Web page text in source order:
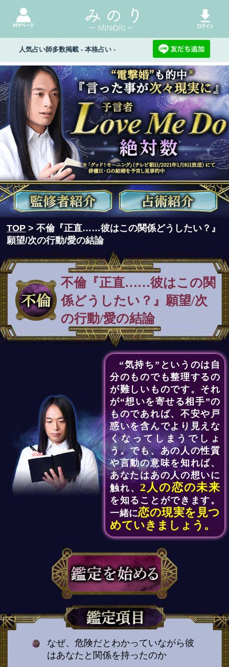
人気占い師多数掲載 - 本格占い -
TOP > 不倫『正直……彼はこの関係どうしたい？』
願望/次の行動/愛の結論
不倫『正直……彼はこの関
係どうしたい？』願望/次
の行動/愛の結論
“気持ち”というのは自
分のものでも整理するの
が難しいものです。それ
が“想いを寄せる相手”の
ものであれば、不安や戸
惑いを含んでより見えな
くなってしまうでしょ
う。でも、あの人の性質
や言動の意味を知れば、
あなたはあの人の想いに
触れ、 2人の恋の未来
を知ることができます。
一緒に恋の現実を見つ
めていきましょう。
なぜ、危険だとわかっていながら彼
はあなたと関係を持ったのか